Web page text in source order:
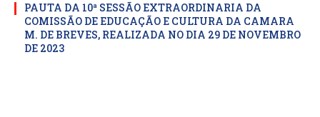
PAUTA DA 10ª SESSÃO EXTRAORDINARIA DA
COMISSÃO DE EDUCAÇÃO E CULTURA DA CAMARA
M. DE BREVES, REALIZADA NO DIA 29 DE NOVEMBRO
DE 2023